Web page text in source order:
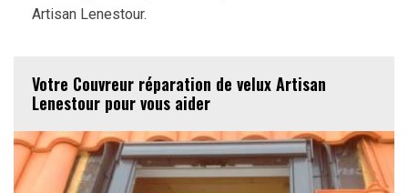
Artisan Lenestour.
Votre Couvreur réparation de velux Artisan
Lenestour pour vous aider